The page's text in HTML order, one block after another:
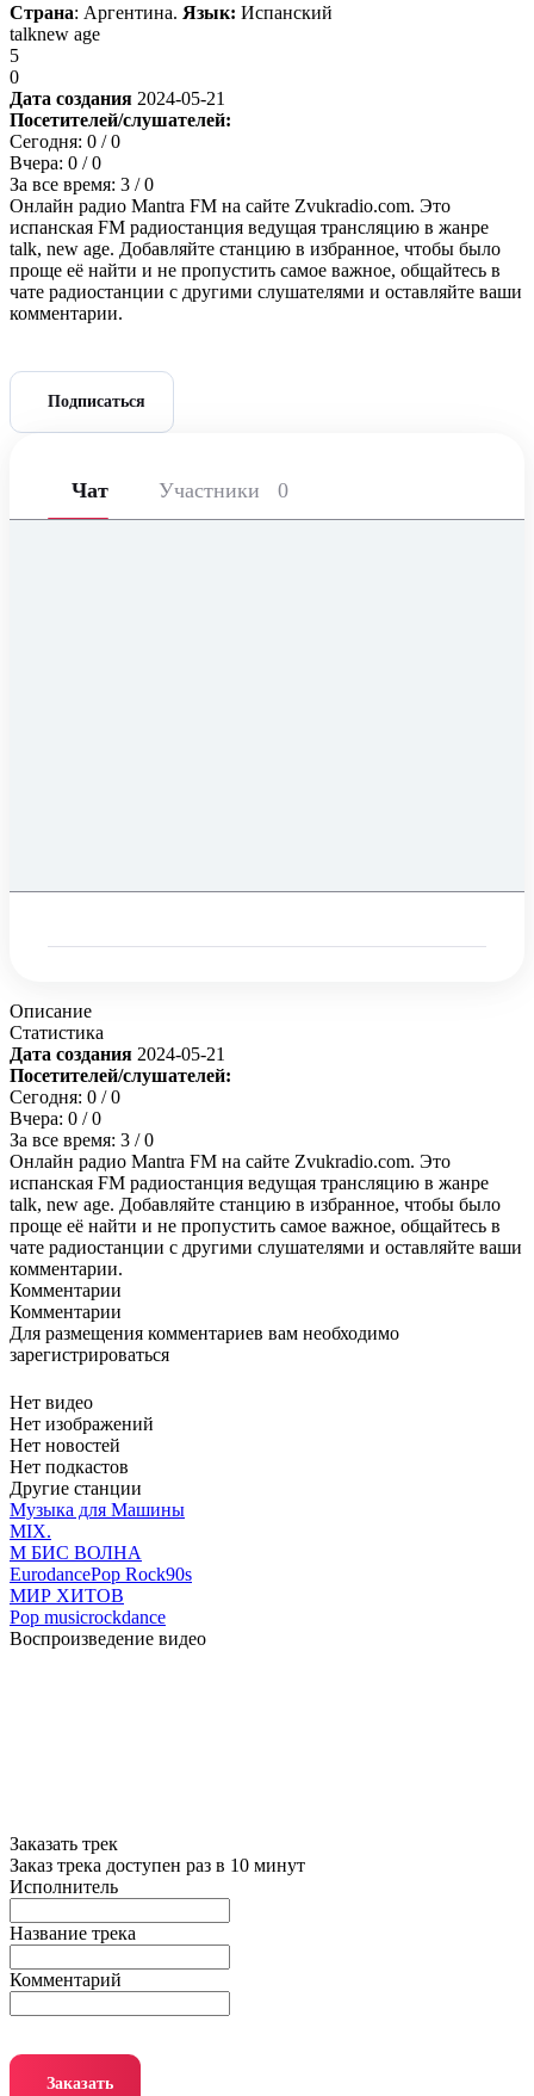
Страна: Аргентина. Язык: Испанский
talknew age
5
0
Дата создания 2024-05-21
Посетителей/слушателей:
Сегодня: 0 / 0
Вчера: 0 / 0
За все время: 3 / 0
Онлайн радио Mantra FM на сайте Zvukradio.com. Это
испанская FM радиостанция ведущая трансляцию в жанре
talk, new age. Добавляйте станцию в избранное, чтобы было
проще её найти и не пропустить самое важное, общайтесь в
чате радиостанции с другими слушателями и оставляйте ваши
комментарии.
Подписаться
Чат Участники 0
Описание
Статистика
Дата создания 2024-05-21
Посетителей/слушателей:
Сегодня: 0 / 0
Вчера: 0 / 0
За все время: 3 / 0
Онлайн радио Mantra FM на сайте Zvukradio.com. Это
испанская FM радиостанция ведущая трансляцию в жанре
talk, new age. Добавляйте станцию в избранное, чтобы было
проще её найти и не пропустить самое важное, общайтесь в
чате радиостанции с другими слушателями и оставляйте ваши
комментарии.
Комментарии
Комментарии
Для размещения комментариев вам необходимо
зарегистрироваться
Нет видео
Нет изображений
Нет новостей
Нет подкастов
Другие станции
Музыка для Машины
MIX.
М БИС ВОЛНА
EurodancePop Rock90s
МИР ХИТОВ
Pop musicrockdance
Воспроизведение видео
Заказать трек
Заказ трека доступен раз в 10 минут
Исполнитель
Название трека
Комментарий
Заказать